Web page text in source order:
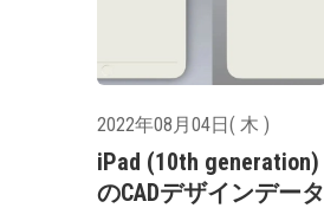
2022年08月04日( 木 )
iPad (10th generation)
のCADデザインデータ